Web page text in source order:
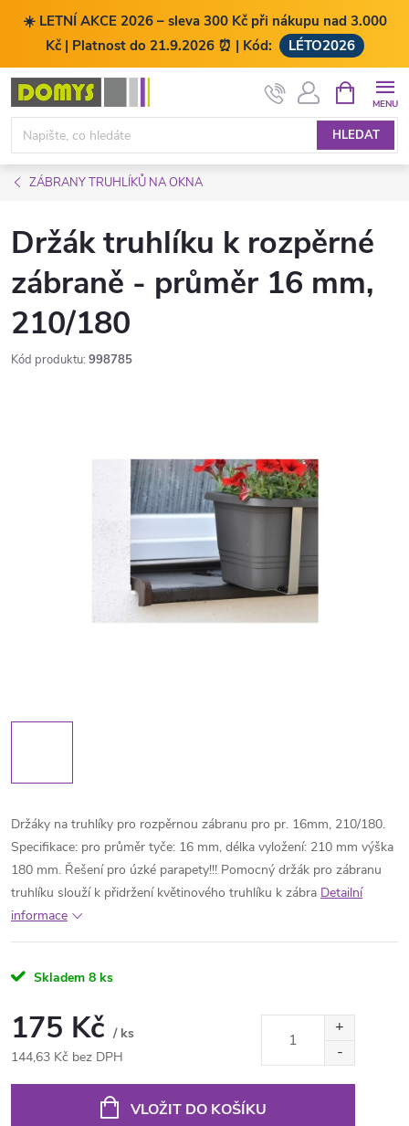
☀️ LETNÍ AKCE 2026 – sleva 300 Kč při nákupu nad 3.000
Kč | Platnost do 21.9.2026 ⏰ | Kód:
LÉTO2026
Přejít
obsah
HLEDAT
NÁKUPNÍ
KOŠÍK
ZÁBRANY TRUHLÍKŮ NA OKNA
Držák truhlíku k rozpěrné
zábraně - průměr 16 mm,
210/180
Kód produktu: 998785
Držáky na truhlíky pro rozpěrnou zábranu pro pr. 16mm, 210/180.
Specifikace: pro průměr tyče: 16 mm, délka vyložení: 210 mm výška
180 mm. Řešení pro úzké parapety!!! Pomocný držák pro zábranu
truhlíku slouží k přidržení květinového truhlíku k zábra Detailní
informace
Skladem 8 ks
175 Kč / ks
144,63 Kč bez DPH
VLOŽIT DO KOŠÍKU